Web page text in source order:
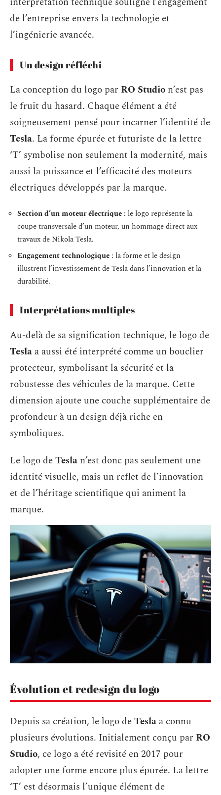
de l’entreprise envers la technologie et
l’ingénierie avancée.
Un design réfléchi
La conception du logo par RO Studio n’est pas
le fruit du hasard. Chaque élément a été
soigneusement pensé pour incarner l’identité de
Tesla. La forme épurée et futuriste de la lettre
‘T’ symbolise non seulement la modernité, mais
aussi la puissance et l’efficacité des moteurs
électriques développés par la marque.
Section d’un moteur électrique : le logo représente la
coupe transversale d’un moteur, un hommage direct aux
travaux de Nikola Tesla.
Engagement technologique : la forme et le design
illustrent l’investissement de Tesla dans l’innovation et la
durabilité.
Interprétations multiples
Au-delà de sa signification technique, le logo de
Tesla a aussi été interprété comme un bouclier
protecteur, symbolisant la sécurité et la
robustesse des véhicules de la marque. Cette
dimension ajoute une couche supplémentaire de
profondeur à un design déjà riche en
symboliques.
Le logo deTesla n’est donc pas seulement une
identité visuelle, mais un reflet de l’innovation
et de l’héritage scientifique qui animent la
marque.
Évolution et redesign du logo
Depuis sa création, le logo deTesla a connu
plusieurs évolutions. Initialement conçu par RO
Studio, ce logo a été revisité en 2017 pour
adopter une forme encore plus épurée. La lettre
‘T’ est désormais l’unique élément de